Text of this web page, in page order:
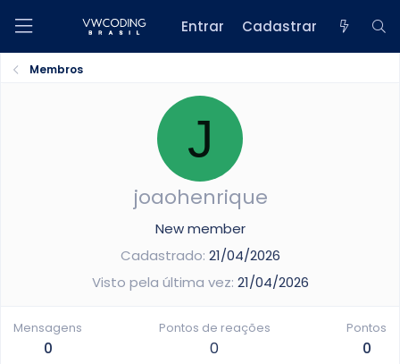
Entrar Cadastrar
Membros
J
joaohenrique
New member
Cadastrado 21/04/2026
Visto pela última vez 21/04/2026
Mensagens
0
Pontos de reações
0
Pontos
0